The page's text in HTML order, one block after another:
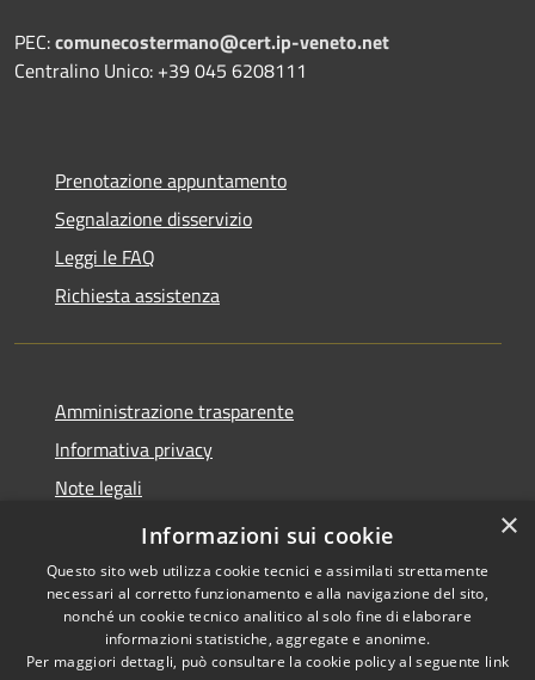
PEC:comunecostermano@cert.ip-veneto.net
Centralino Unico: +39 045 6208111
Prenotazione appuntamento
Segnalazione disservizio
Leggi le FAQ
Richiesta assistenza
Amministrazione trasparente
Informativa privacy
Note legali
Dichiarazione di Accessibilità
Copyright © 2026 • Comune di
Costermano sul Garda •
×
Informazioni sui cookie
Questo sito web utilizza cookie tecnici e assimilati strettamente
necessari al corretto funzionamento e alla navigazione del sito,
nonché un cookie tecnico analitico al solo fine di elaborare
informazioni statistiche, aggregate e anonime.
Per maggiori dettagli, può consultare la cookie policy al seguente link